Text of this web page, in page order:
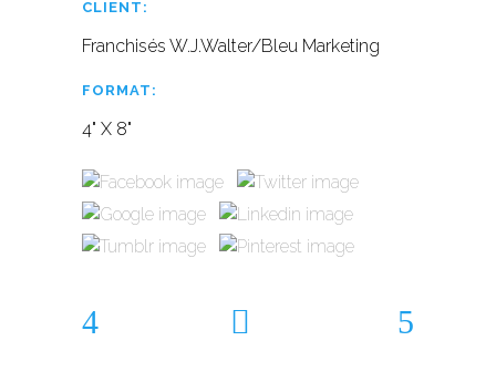
CLIENT:
Franchisés W.J.Walter/Bleu Marketing
FORMAT:
4" X 8"